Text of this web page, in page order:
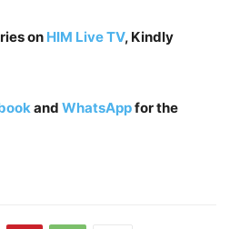
on HIM Live TV, Kindly
and WhatsAppfor the